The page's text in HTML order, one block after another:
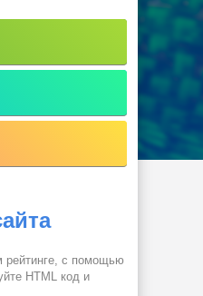
рейтинге, с помощью
HTML код и